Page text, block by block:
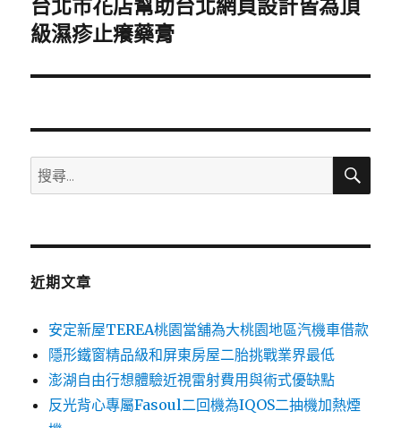
下
一
文
台北市花店幫助台北網頁設計皆為頂
級濕疹止癢藥膏
搜
尋
鍵
搜
近期文章
安定新屋TEREA桃園當舖為大桃園地區汽機車借款
隱形鐵窗精品級和屏東房屋二胎挑戰業界最低
澎湖自由行想體驗近視雷射費用與術式優缺點
反光背心專屬Fasoul二回機為IQOS二抽機加熱煙